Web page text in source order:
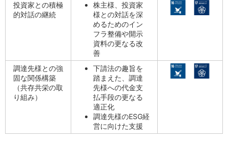
投資家との積極
的対話の継続
株主様、投資家
様との対話を深
めるためのイン
フラ整備や開示
資料の更なる改
善
調達先様との強
固な関係構築
（共存共栄の取
り組み）
下請法の趣旨を
踏まえた、調達
先様への代金支
払手段の更なる
適正化
調達先様のESG経
営に向けた支援